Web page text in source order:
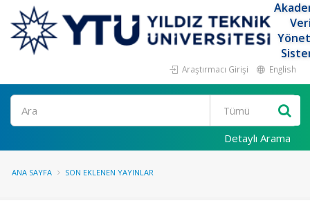
Araştırmacı Girişi English
Ara
Detaylı Arama
ANA SAYFA SON EKLENEN YAYINLAR